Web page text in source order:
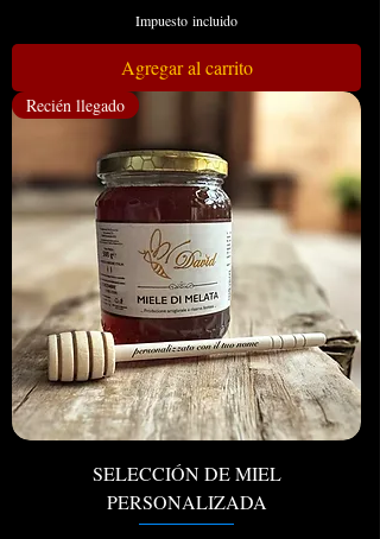
Impuesto incluido
Agregar al carrito
Recién llegado
SELECCIÓN DE MIEL
PERSONALIZADA